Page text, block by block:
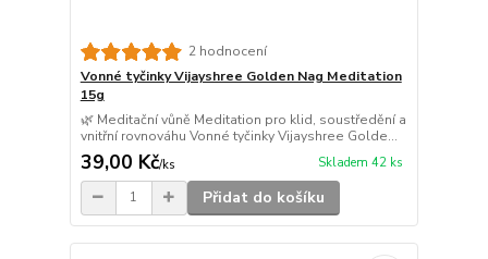
2 hodnocení
Vonné tyčinky Vijayshree Golden Nag Meditation
15g
🌿 Meditační vůně Meditation pro klid, soustředění a
vnitřní rovnováhu Vonné tyčinky Vijayshree Golde...
39,00 Kč/ks Skladem 42 ks
Přidat do košíku